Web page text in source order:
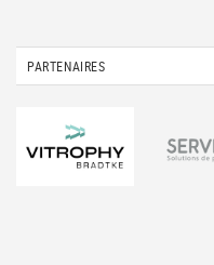
PARTENAIRES